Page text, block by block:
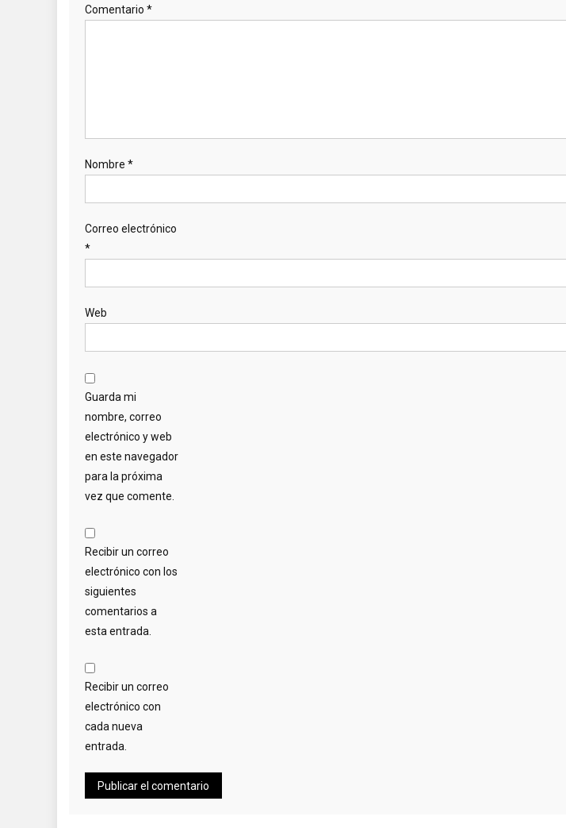
Comentario *
Nombre *
Correo electrónico
*
Web
Guarda mi
nombre, correo
electrónico y web
en este navegador
para la próxima
vez que comente.
Recibir un correo
electrónico con los
siguientes
comentarios a
esta entrada.
Recibir un correo
electrónico con
cada nueva
entrada.